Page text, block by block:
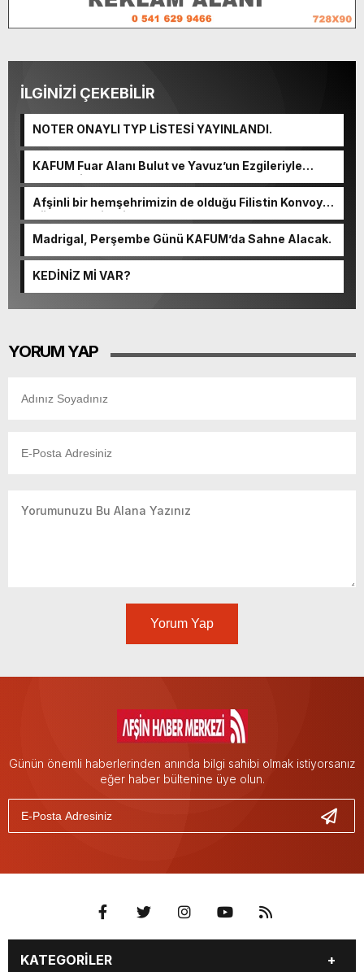
İLGİNİZİ ÇEKEBİLİR
NOTER ONAYLI TYP LİSTESİ YAYINLANDI.
KAFUM Fuar Alanı Bulut ve Yavuz’un Ezgileriyle
Şenlendi.
Afşinli bir hemşehrimizin de olduğu Filistin Konvoyu,
güçlenerek ilerliyor.
Madrigal, Perşembe Günü KAFUM’da Sahne Alacak.
KEDİNİZ Mİ VAR?
YORUM YAP
Yorum Yap
Günün önemli haberlerinden anında bilgi sahibi olmak istiyorsanız
eğer haber bültenine üye olun.
KATEGORİLER